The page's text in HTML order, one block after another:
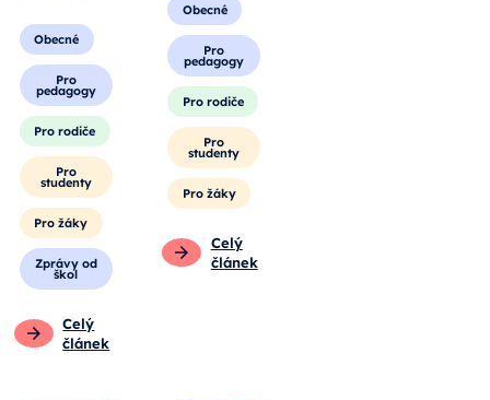
Obecné
Pro
pedagogy
Pro rodiče
Pro
studenty
Pro žáky
Zprávy od
škol
Celý
článek
Obecné
Pro
pedagogy
Pro rodiče
Pro
studenty
Pro žáky
Celý
článek